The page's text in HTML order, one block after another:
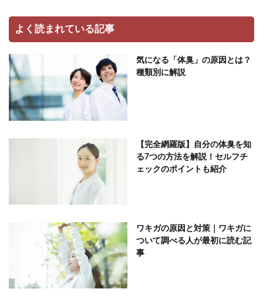
よく読まれている記事
気になる「体臭」の原因とは？
種類別に解説
【完全網羅版】自分の体臭を知
る7つの方法を解説！セルフチ
ェックのポイントも紹介
ワキガの原因と対策｜ワキガに
ついて調べる人が最初に読む記
事